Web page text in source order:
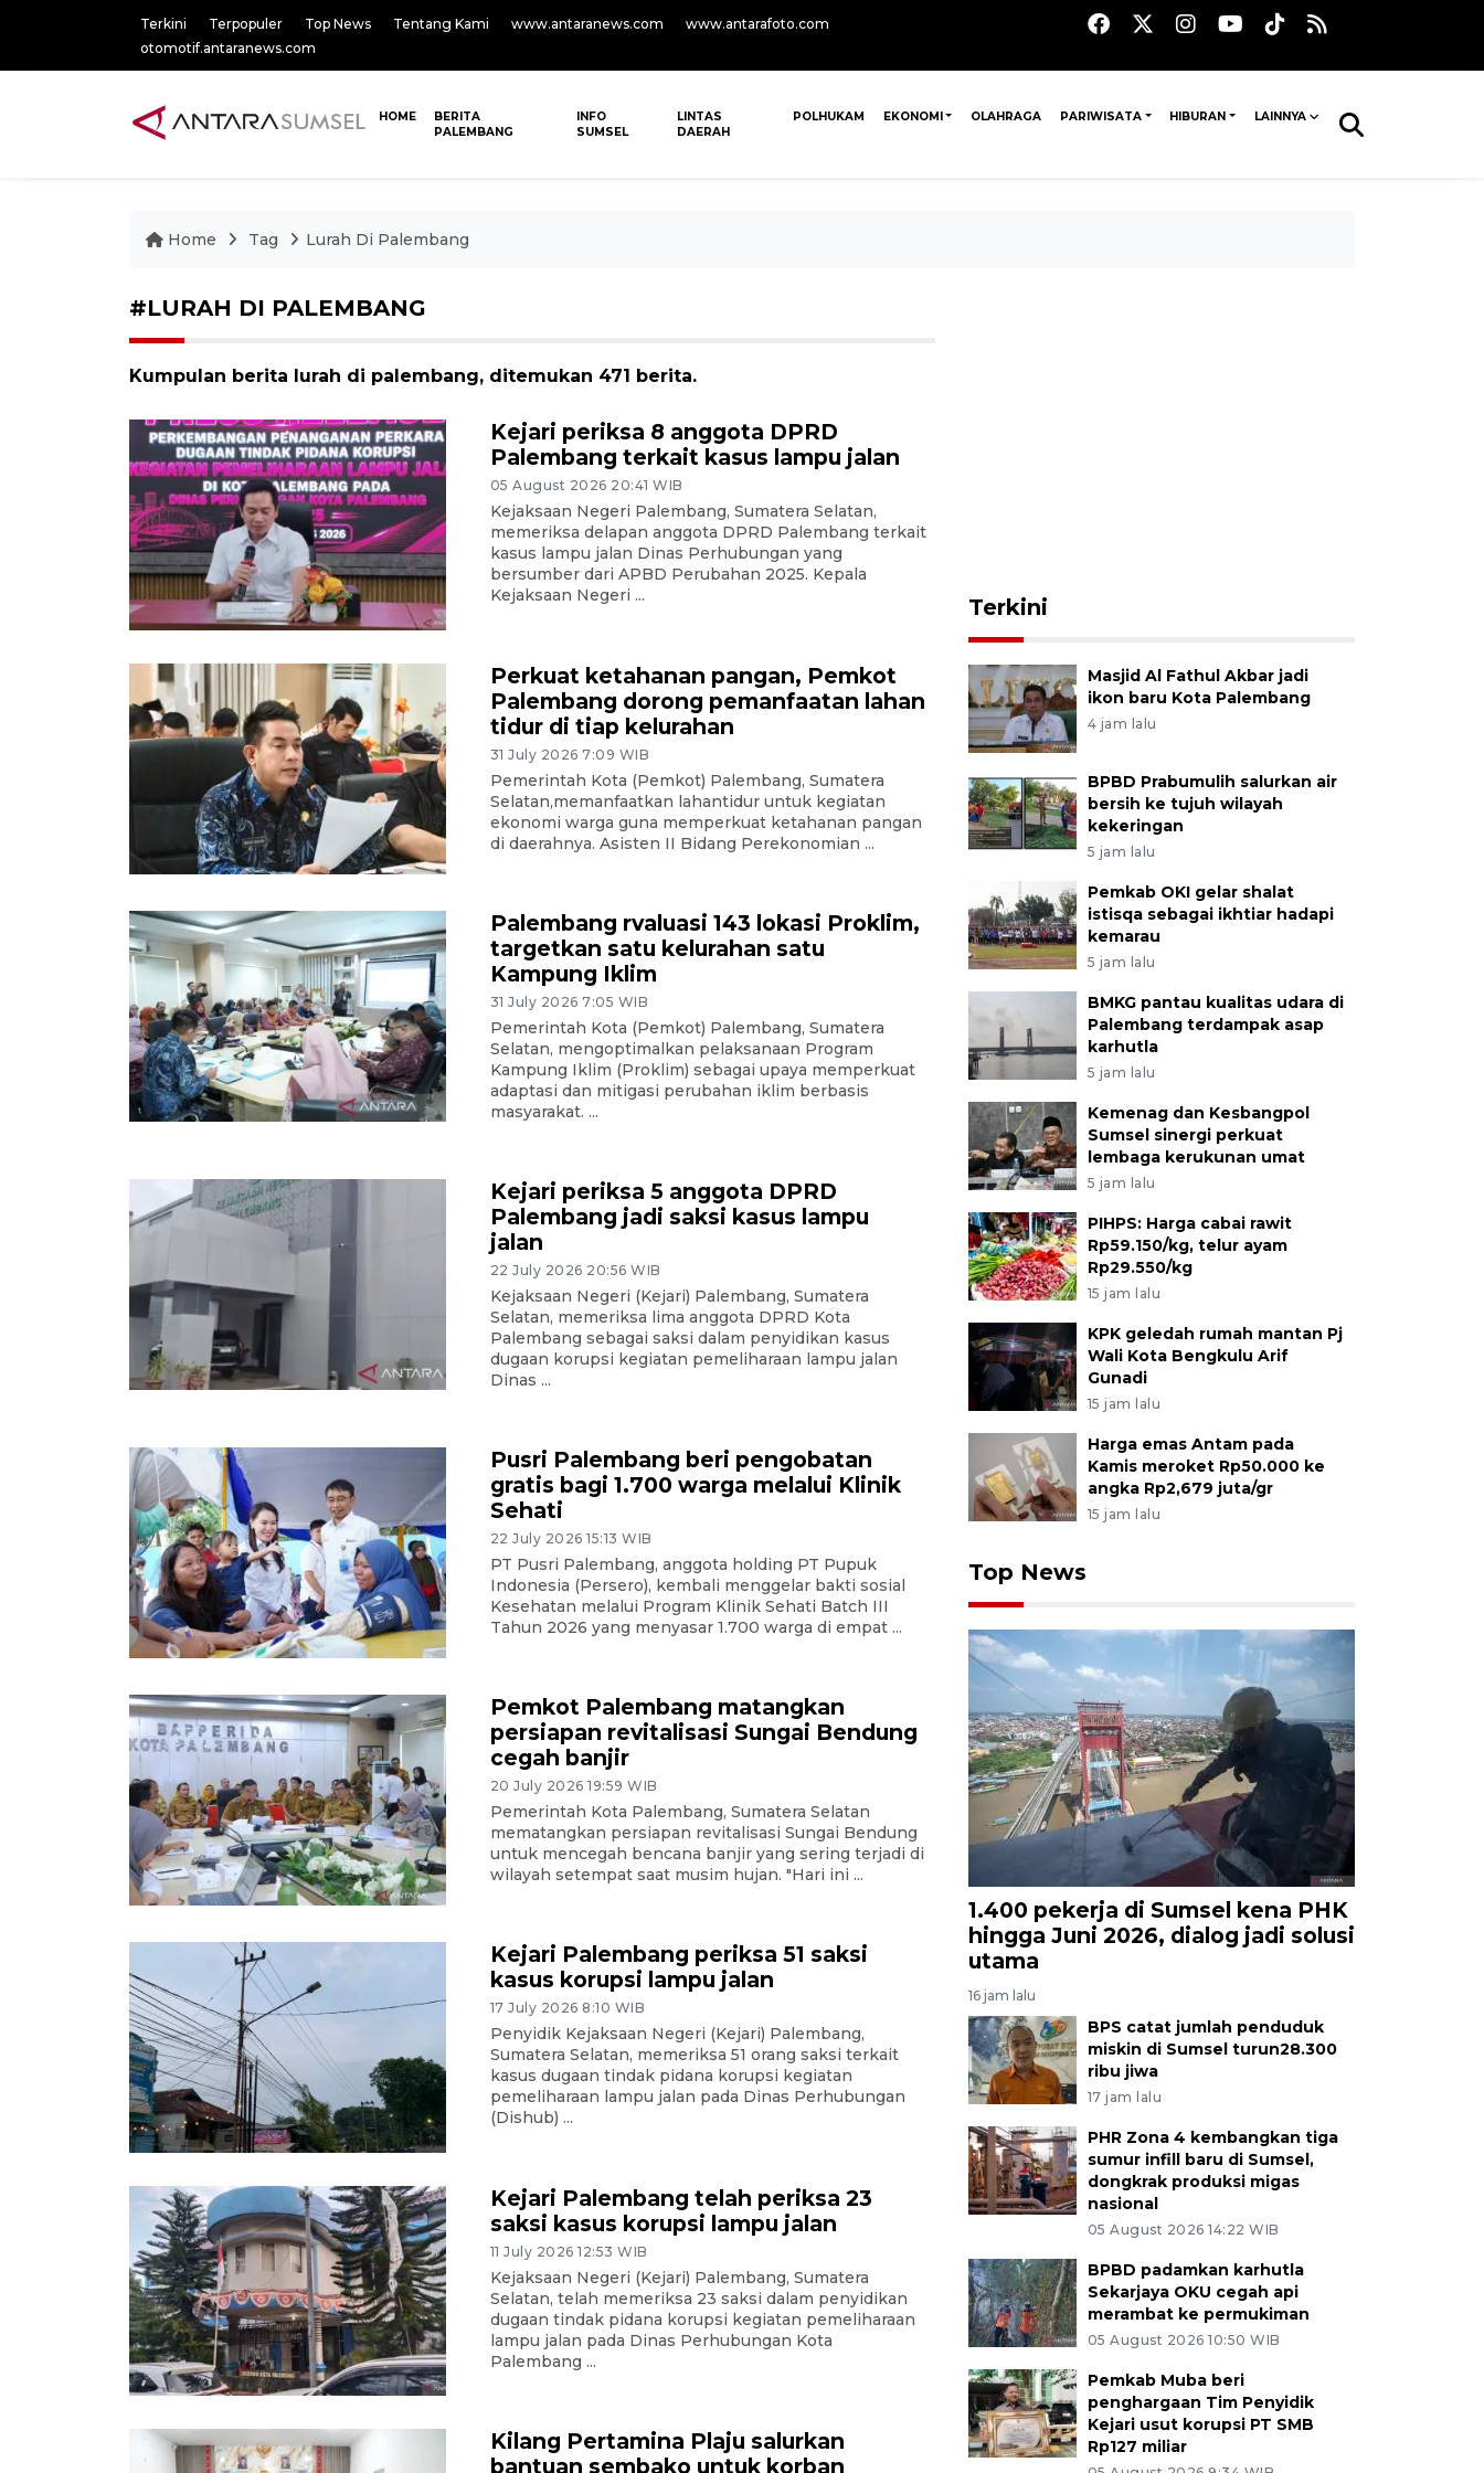
Terkini Terpopuler Top News Tentang Kami www.antaranews.com
www.antarafoto.com
otomotif.antaranews.com
HOME
BERITA
PALEMBANG
INFO
SUMSEL
LINTAS
DAERAH
POLHUKAM EKONOMI OLAHRAGA PARIWISATA HIBURAN LAINNYA
Home Tag Lurah Di Palembang
#LURAH DI PALEMBANG
Kumpulan berita lurah di palembang, ditemukan 471 berita.
Kejari periksa 8 anggota DPRD
Palembang terkait kasus lampu jalan
05 August 2026 20:41 WIB
Kejaksaan Negeri Palembang, Sumatera Selatan,
memeriksa delapan anggota DPRD Palembang terkait
kasus lampu jalan Dinas Perhubungan yang
bersumber dari APBD Perubahan 2025. Kepala
Kejaksaan Negeri ...
Perkuat ketahanan pangan, Pemkot
Palembang dorong pemanfaatan lahan
tidur di tiap kelurahan
31 July 2026 7:09 WIB
Pemerintah Kota (Pemkot) Palembang, Sumatera
Selatan,memanfaatkan lahantidur untuk kegiatan
ekonomi warga guna memperkuat ketahanan pangan
di daerahnya. Asisten II Bidang Perekonomian ...
Palembang rvaluasi 143 lokasi Proklim,
targetkan satu kelurahan satu
Kampung Iklim
31 July 2026 7:05 WIB
Pemerintah Kota (Pemkot) Palembang, Sumatera
Selatan, mengoptimalkan pelaksanaan Program
Kampung Iklim (Proklim) sebagai upaya memperkuat
adaptasi dan mitigasi perubahan iklim berbasis
masyarakat. ...
Kejari periksa 5 anggota DPRD
Palembang jadi saksi kasus lampu
jalan
22 July 2026 20:56 WIB
Kejaksaan Negeri (Kejari) Palembang, Sumatera
Selatan, memeriksa lima anggota DPRD Kota
Palembang sebagai saksi dalam penyidikan kasus
dugaan korupsi kegiatan pemeliharaan lampu jalan
Dinas ...
Pusri Palembang beri pengobatan
gratis bagi 1.700 warga melalui Klinik
Sehati
22 July 2026 15:13 WIB
PT Pusri Palembang, anggota holding PT Pupuk
Indonesia (Persero), kembali menggelar bakti sosial
Kesehatan melalui Program Klinik Sehati Batch III
Tahun 2026 yang menyasar 1.700 warga di empat ...
Pemkot Palembang matangkan
persiapan revitalisasi Sungai Bendung
cegah banjir
20 July 2026 19:59 WIB
Pemerintah Kota Palembang, Sumatera Selatan
mematangkan persiapan revitalisasi Sungai Bendung
untuk mencegah bencana banjir yang sering terjadi di
wilayah setempat saat musim hujan. "Hari ini ...
Kejari Palembang periksa 51 saksi
kasus korupsi lampu jalan
17 July 2026 8:10 WIB
Penyidik Kejaksaan Negeri (Kejari) Palembang,
Sumatera Selatan, memeriksa 51 orang saksi terkait
kasus dugaan tindak pidana korupsi kegiatan
pemeliharaan lampu jalan pada Dinas Perhubungan
(Dishub) ...
Kejari Palembang telah periksa 23
saksi kasus korupsi lampu jalan
11 July 2026 12:53 WIB
Kejaksaan Negeri (Kejari) Palembang, Sumatera
Selatan, telah memeriksa 23 saksi dalam penyidikan
dugaan tindak pidana korupsi kegiatan pemeliharaan
lampu jalan pada Dinas Perhubungan Kota
Palembang ...
Kilang Pertamina Plaju salurkan
bantuan sembako untuk korban
Terkini
Masjid Al Fathul Akbar jadi
ikon baru Kota Palembang
4 jam lalu
BPBD Prabumulih salurkan air
bersih ke tujuh wilayah
kekeringan
5 jam lalu
Pemkab OKI gelar shalat
istisqa sebagai ikhtiar hadapi
kemarau
5 jam lalu
BMKG pantau kualitas udara di
Palembang terdampak asap
karhutla
5 jam lalu
Kemenag dan Kesbangpol
Sumsel sinergi perkuat
lembaga kerukunan umat
5 jam lalu
PIHPS: Harga cabai rawit
Rp59.150/kg, telur ayam
Rp29.550/kg
15 jam lalu
KPK geledah rumah mantan Pj
Wali Kota Bengkulu Arif
Gunadi
15 jam lalu
Harga emas Antam pada
Kamis meroket Rp50.000 ke
angka Rp2,679 juta/gr
15 jam lalu
Top News
1.400 pekerja di Sumsel kena PHK
hingga Juni 2026, dialog jadi solusi
utama
16 jam lalu
BPS catat jumlah penduduk
miskin di Sumsel turun28.300
ribu jiwa
17 jam lalu
PHR Zona 4 kembangkan tiga
sumur infill baru di Sumsel,
dongkrak produksi migas
nasional
05 August 2026 14:22 WIB
BPBD padamkan karhutla
Sekarjaya OKU cegah api
merambat ke permukiman
05 August 2026 10:50 WIB
Pemkab Muba beri
penghargaan Tim Penyidik
Kejari usut korupsi PT SMB
Rp127 miliar